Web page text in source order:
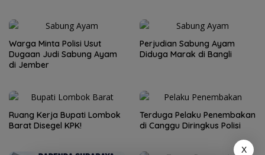
Warga Minta Polisi Usut
Dugaan Judi Sabung Ayam
di Jember
Perjudian Sabung Ayam
Diduga Marak di Bangli
Ruang Kerja Bupati Lombok
Barat Disegel KPK!
Terduga Pelaku Penembakan
di Canggu Diringkus Polisi
X